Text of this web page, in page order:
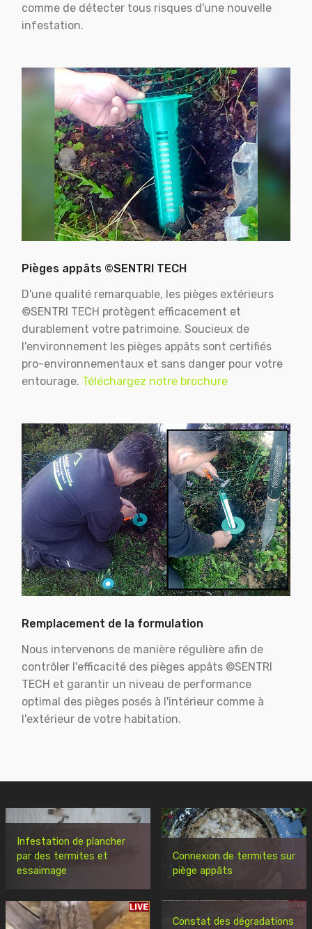
comme de détecter tous risques d'une nouvelle
infestation.
Pièges appâts ©SENTRI TECH
D'une qualité remarquable, les pièges extérieurs
©SENTRI TECH protègent efficacement et
durablement votre patrimoine. Soucieux de
l'environnement les pièges appâts sont certifiés
pro-environnementaux et sans danger pour votre
entourage. Téléchargez notre brochure
Remplacement de la formulation
Nous intervenons de manière régulière afin de
contrôler l'efficacité des pièges appâts ©SENTRI
TECH et garantir un niveau de performance
optimal des pièges posés à l'intérieur comme à
l'extérieur de votre habitation.
Infestation de plancher
par des termites et
essaimage
Connexion de termites sur
piège appâts
Constat des dégradations